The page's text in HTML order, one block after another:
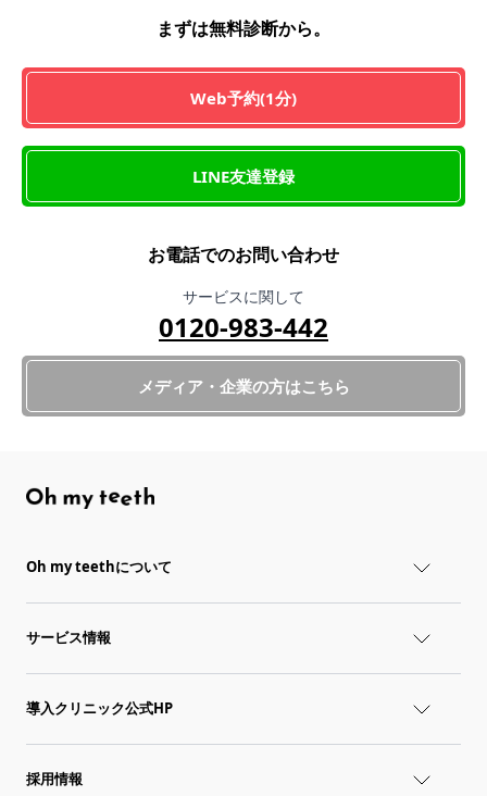
まずは無料診断から。
Web予約(1分)
LINE友達登録
お電話でのお問い合わせ
サービスに関して
0120-983-442
メディア・企業の方はこちら
Oh my teethについて
サービス情報
導入クリニック公式HP
採用情報